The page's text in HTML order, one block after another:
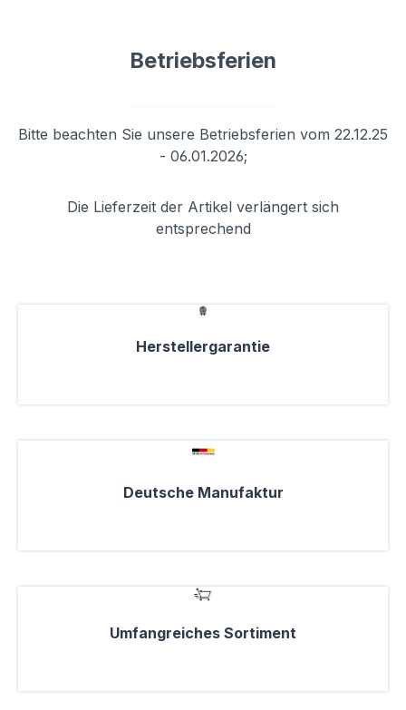
Betriebsferien
Bitte beachten Sie unsere Betriebsferien vom 22.12.25
- 06.01.2026;
Die Lieferzeit der Artikel verlängert sich
entsprechend
Herstellergarantie
Deutsche Manufaktur
Umfangreiches Sortiment